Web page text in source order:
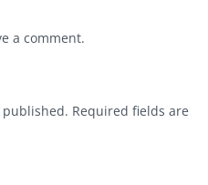
a comment.
Required fields are